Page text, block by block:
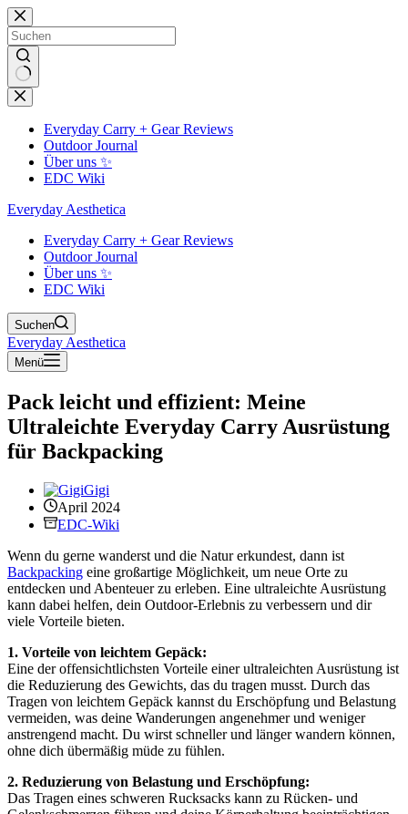
Zum
Inhalt
springen
Keine
Ergebnisse
Everyday Carry + Gear Reviews
Outdoor Journal
Über uns ✨
EDC Wiki
Everyday Aesthetica
Everyday Carry + Gear Reviews
Outdoor Journal
Über uns ✨
EDC Wiki
Suchen
Everyday Aesthetica
Menü
Pack leicht und effizient: Meine
Ultraleichte Everyday Carry Ausrüstung
für Backpacking
Gigi
April 2024
EDC-Wiki
Wenn du gerne wanderst und die Natur erkundest, dann ist
Backpacking eine großartige Möglichkeit, um neue Orte zu
entdecken und Abenteuer zu erleben. Eine ultraleichte Ausrüstung
kann dabei helfen, dein Outdoor-Erlebnis zu verbessern und dir
viele Vorteile bieten.
1. Vorteile von leichtem Gepäck:
Eine der offensichtlichsten Vorteile einer ultraleichten Ausrüstung ist
die Reduzierung des Gewichts, das du tragen musst. Durch das
Tragen von leichtem Gepäck kannst du Erschöpfung und Belastung
vermeiden, was deine Wanderungen angenehmer und weniger
anstrengend macht. Du wirst schneller und länger wandern können,
ohne dich übermäßig müde zu fühlen.
2. Reduzierung von Belastung und Erschöpfung:
Das Tragen eines schweren Rucksacks kann zu Rücken- und